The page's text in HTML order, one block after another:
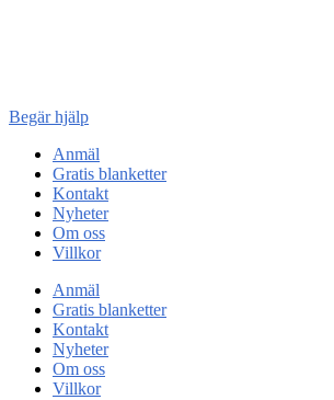
Begär hjälp
Anmäl
Gratis blanketter
Kontakt
Nyheter
Om oss
Villkor
Anmäl
Gratis blanketter
Kontakt
Nyheter
Om oss
Villkor